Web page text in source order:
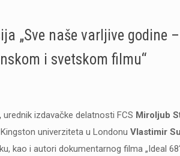
„Sve naše varljive godine
i svetskom filmu“
urednik izdavačke delatnosti FCS Miroljub
univerziteta u LondonuVlastimir
kao i autori dokumentarnog filma „Ideal